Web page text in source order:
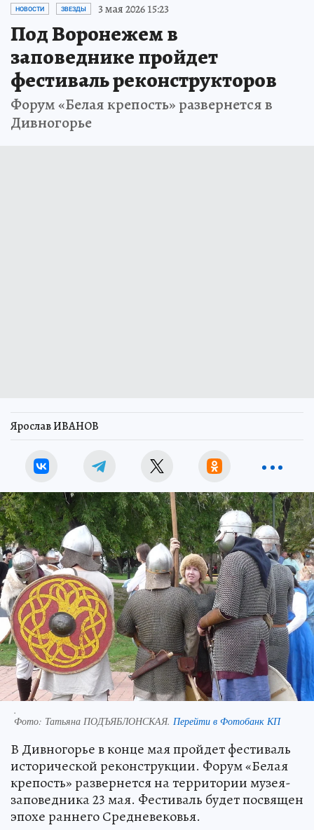
НОВОСТИ ЗВЕЗДЫ 3 мая 2026 15:23
Под Воронежем в
заповеднике пройдет
фестиваль реконструкторов
Форум «Белая крепость» развернется в
Дивногорье
Ярослав ИВАНОВ
.
Фото: Татьяна ПОДЪЯБЛОНСКАЯ. Перейти в Фотобанк КП
В Дивногорье в конце мая пройдет фестиваль
исторической реконструкции. Форум «Белая
крепость» развернется на территории музея-
заповедника 23 мая. Фестиваль будет посвящен
эпохе раннего Средневековья.